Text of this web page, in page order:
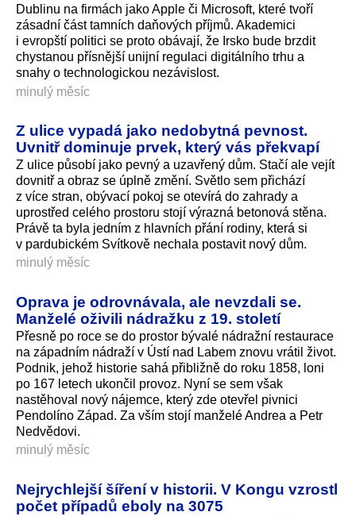
Dublinu na firmách jako Apple či Microsoft, které tvoří
zásadní část tamních daňových příjmů. Akademici
i evropští politici se proto obávají, že Irsko bude brzdit
chystanou přísnější unijní regulaci digitálního trhu a
snahy o technologickou nezávislost.
minulý měsíc
Z ulice vypadá jako nedobytná pevnost.
Uvnitř dominuje prvek, který vás překvapí
Z ulice působí jako pevný a uzavřený dům. Stačí ale vejít
dovnitř a obraz se úplně změní. Světlo sem přichází
z více stran, obývací pokoj se otevírá do zahrady a
uprostřed celého prostoru stojí výrazná betonová stěna.
Právě ta byla jedním z hlavních přání rodiny, která si
v pardubickém Svítkově nechala postavit nový dům.
minulý měsíc
Oprava je odrovnávala, ale nevzdali se.
Manželé oživili nádražku z 19. století
Přesně po roce se do prostor bývalé nádražní restaurace
na západním nádraží v Ústí nad Labem znovu vrátil život.
Podnik, jehož historie sahá přibližně do roku 1858, loni
po 167 letech ukončil provoz. Nyní se sem však
nastěhoval nový nájemce, který zde otevřel pivnici
Pendolíno Západ. Za vším stojí manželé Andrea a Petr
Nedvědovi.
minulý měsíc
Nejrychlejší šíření v historii. V Kongu vzrostl
počet případů eboly na 3075